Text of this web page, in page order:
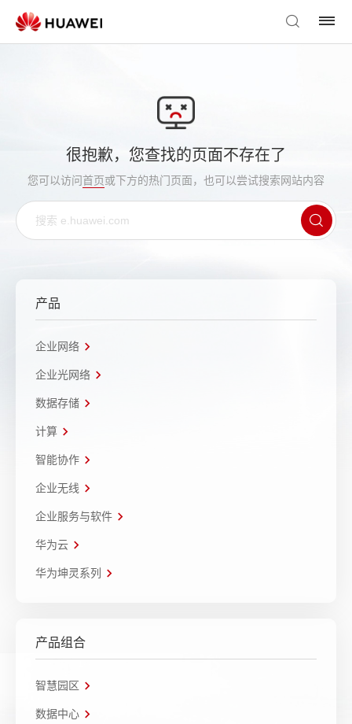
很抱歉，您查找的页面不存在了
您可以访问首页或下方的热门页面，也可以尝试搜索网站内容
产品
企业网络
企业光网络
数据存储
计算
智能协作
企业无线
企业服务与软件
华为云
华为坤灵系列
产品组合
智慧园区
数据中心